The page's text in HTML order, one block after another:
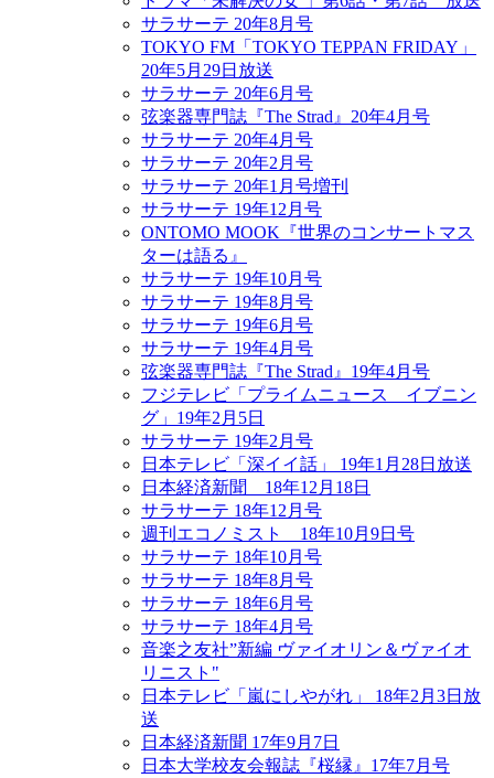
サラサーテ 20年8月号
TOKYO FM「TOKYO TEPPAN FRIDAY」
20年5月29日放送
サラサーテ 20年6月号
弦楽器専門誌『The Strad』20年4月号
サラサーテ 20年4月号
サラサーテ 20年2月号
サラサーテ 20年1月号増刊
サラサーテ 19年12月号
ONTOMO MOOK『世界のコンサートマス
ターは語る』
サラサーテ 19年10月号
サラサーテ 19年8月号
サラサーテ 19年6月号
サラサーテ 19年4月号
弦楽器専門誌『The Strad』19年4月号
フジテレビ「プライムニュース イブニン
グ」19年2月5日
サラサーテ 19年2月号
日本テレビ「深イイ話」 19年1月28日放送
日本経済新聞 18年12月18日
サラサーテ 18年12月号
週刊エコノミスト 18年10月9日号
サラサーテ 18年10月号
サラサーテ 18年8月号
サラサーテ 18年6月号
サラサーテ 18年4月号
音楽之友社”新編 ヴァイオリン＆ヴァイオ
リニスト"
日本テレビ「嵐にしやがれ」 18年2月3日放
送
日本経済新聞 17年9月7日
日本大学校友会報誌『桜縁』17年7月号